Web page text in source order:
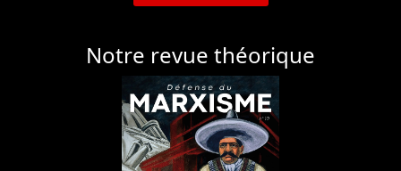
Notre revue théorique